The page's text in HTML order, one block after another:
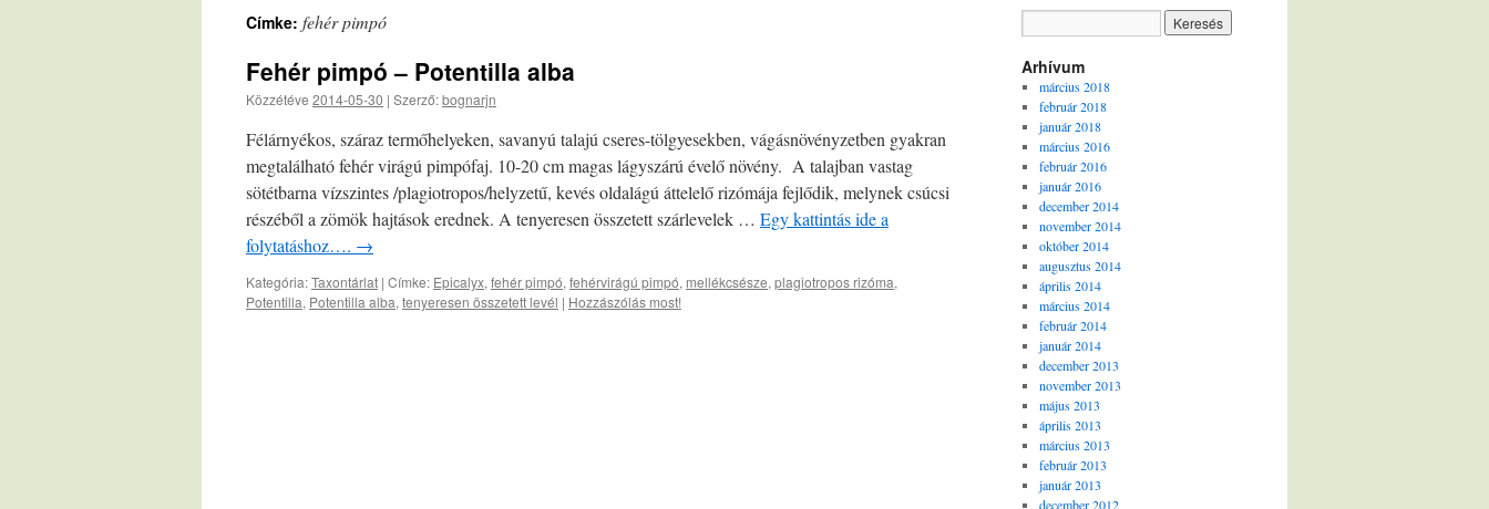
Címke: fehér pimpó
Fehér pimpó – Potentilla alba
Közzétéve 2014-05-30 | Szerző:bognarjn
Félárnyékos, száraz termőhelyeken, savanyú talajú cseres-tölgyesekben, vágásnövényzetben gyakran
megtalálható fehér virágú pimpófaj. 10-20 cm magas lágyszárú évelő növény. A talajban vastag
sötétbarna vízszintes /plagiotropos/helyzetű, kevés oldalágú áttelelő rizómája fejlődik, melynek csúcsi
részéből a zömök hajtások erednek. A tenyeresen összetett szárlevelek … Egy kattintás ide a
folytatáshoz…. →
Kategória:Taxontárlat | Címke: Epicalyx, fehér pimpó, fehérvirágú pimpó, mellékcsésze, plagiotropos rizóma,
Potentilla, Potentilla alba, tenyeresen összetett levél | Hozzászólás most!
Arhívum
március 2018
február 2018
január 2018
március 2016
február 2016
január 2016
december 2014
november 2014
október 2014
augusztus 2014
április 2014
március 2014
február 2014
január 2014
december 2013
november 2013
május 2013
április 2013
március 2013
február 2013
január 2013
december 2012